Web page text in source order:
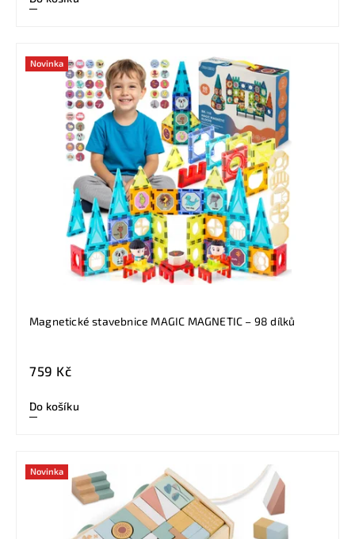
Novinka
Magnetické stavebnice MAGIC MAGNETIC – 98 dílků
759 Kč
Do košíku
Novinka